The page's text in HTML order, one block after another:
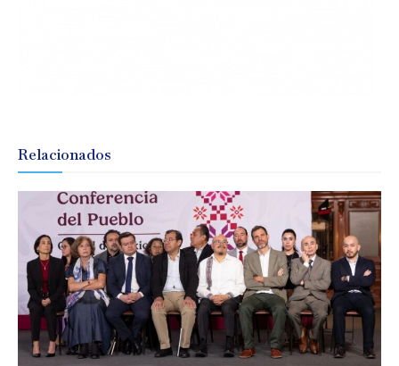
Relacionados